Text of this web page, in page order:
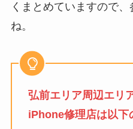
くまとめていますので
ね。
弘前エリア周辺エリ
iPhone修理店は以下